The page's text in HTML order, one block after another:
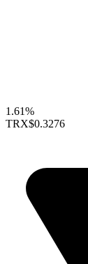
1.61%
TRX$0.3276